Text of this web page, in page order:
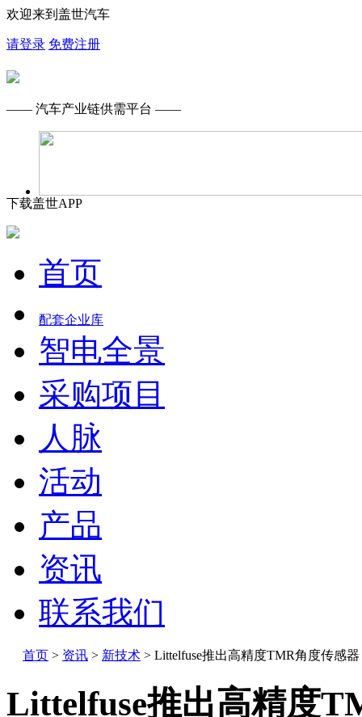
欢迎来到盖世汽车
请登录 免费注册
—— 汽车产业链供需平台 ——
下载盖世APP
首页
配套企业库
智电全景
采购项目
人脉
活动
产品
资讯
联系我们
首页 > 资讯 > 新技术 > Littelfuse推出高精度TMR角度传感
Littelfuse推出高精度